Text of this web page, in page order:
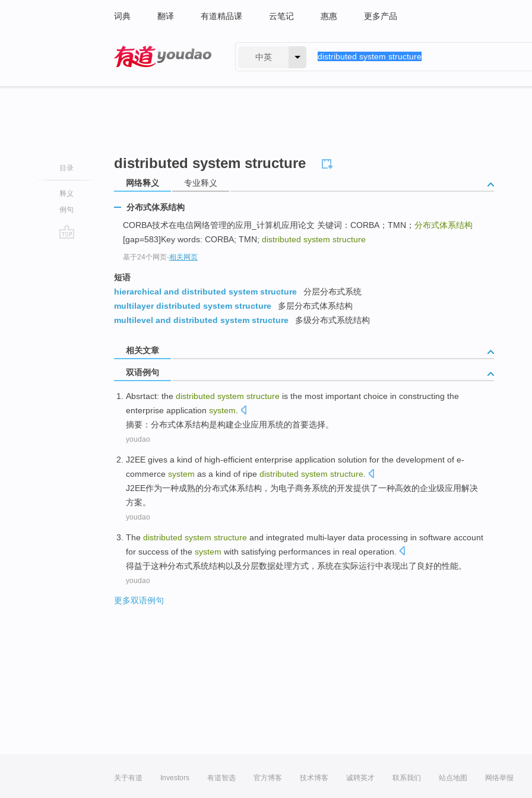
词典 翻译 有道精品课 云笔记 惠惠 更多产品
中英
目录
释义
例句
distributed system structure
网络释义 专业释义
分布式体系结构
CORBA技术在电信网络管理的应用_计算机应用论文 关键词：CORBA；TMN； 分布式体系结构
[gap=583]Key words: CORBA; TMN; distributed system structure
基于24个网页-相关网页
短语
hierarchical and distributed system structure
分层分布式系统
multilayer distributed system structure
多层分布式体系结构
multilevel and distributed system structure
多级分布式系统结构
相关文章
双语例句
Absrtact: the distributed system structure is the most important choice in constructing the
enterprise application system
摘要 ： 分布式体系结构是构建企业应用系统的首要选择。
youdao
J2EE gives a kind of high-efficient enterprise application solution for the development of e-
commerce system as a kind of ripe distributed system structure
J2EE作为一种成熟的分布式体系结构， 为电子商务系统的开发提供了一种高效的企业级应用解决
方案。
youdao
The distributed system structure and integrated multi-layer data processing in software account
for success of the system with satisfying performances in real operation
得益于这种分布式系统结构以及分层数据处理方式，系统在实际运行中表现出了 良好的性能。
youdao
更多双语例句
关于有道 Investors 有道智选 官方博客 技术博客 诚聘英才 联系我们 站点地图 网络举报